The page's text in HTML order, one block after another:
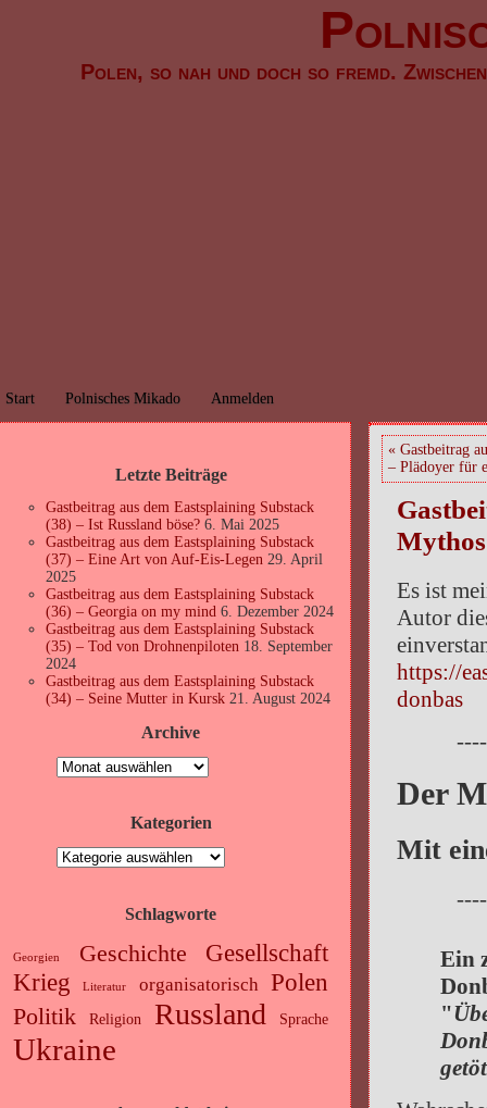
Polen, so nah und doch so fremd.
Start Polnisches Mikado Anmelden
Letzte Beiträge
Gastbeitrag aus dem Eastsplaining Substack
(38) – Ist Russland böse? 6. Mai 2025
Gastbeitrag aus dem Eastsplaining Substack
(37) – Eine Art von Auf-Eis-Legen 29. April
2025
Gastbeitrag aus dem Eastsplaining Substack
(36) – Georgia on my mind 6. Dezember 2024
Gastbeitrag aus dem Eastsplaining Substack
(35) – Tod von Drohnenpiloten 18. September
2024
Gastbeitrag aus dem Eastsplaining Substack
(34) – Seine Mutter in Kursk 21. August 2024
Archive
Kategorien
Kategorien
Schlagworte
Georgien Geschichte
Gesellschaft
Krieg
Literatur organisatorisch Polen
Politik Religion Russland Sprache
Ukraine
« Gastbeitrag
– Plädoyer für
Es ist
Autor
https://
donbas
Der
Mit
Ein
"